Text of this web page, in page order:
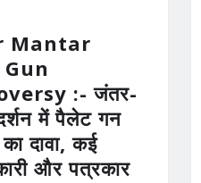
Mantar
:- जंतर-
में पैलेट गन
दावा, कई
और पत्रकार